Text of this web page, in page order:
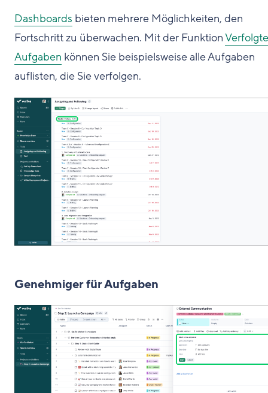
Dashboards bieten mehrere Möglichkeiten, den
Fortschritt zu überwachen. Mit der FunktionVerfolgte
Aufgaben können Sie beispielsweise alle Aufgaben
auflisten, die Sie verfolgen.
Genehmiger für Aufgaben